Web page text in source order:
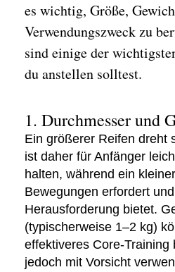
es wichtig, Größe,
Verwendungszweck zu
sind einige der
du anstellen solltest.
1. Durchmesser und
Ein größerer Reifen dreht
ist daher für Anfänger
halten, während ein
Bewegungen erfordert
Herausforderung bietet.
(typischerweise 1–2 kg)
effektiveres Core-Training
jedoch mit Vorsicht